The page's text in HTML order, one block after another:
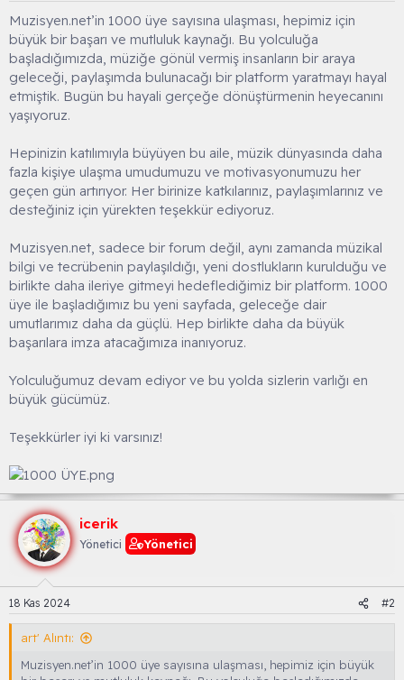
t
a
n
r
i
h
Muzisyen.net’in 1000 üye sayısına ulaşması, hepimiz için
büyük bir başarı ve mutluluk kaynağı. Bu yolculuğa
başladığımızda, müziğe gönül vermiş insanların bir araya
geleceği, paylaşımda bulunacağı bir platform yaratmayı hayal
etmiştik. Bugün bu hayali gerçeğe dönüştürmenin heyecanını
yaşıyoruz.
Hepinizin katılımıyla büyüyen bu aile, müzik dünyasında daha
fazla kişiye ulaşma umudumuzu ve motivasyonumuzu her
geçen gün artırıyor. Her birinize katkılarınız, paylaşımlarınız ve
desteğiniz için yürekten teşekkür ediyoruz.
Muzisyen.net, sadece bir forum değil, aynı zamanda müzikal
bilgi ve tecrübenin paylaşıldığı, yeni dostlukların kurulduğu ve
birlikte daha ileriye gitmeyi hedeflediğimiz bir platform. 1000
üye ile başladığımız bu yeni sayfada, geleceğe dair
umutlarımız daha da güçlü. Hep birlikte daha da büyük
başarılara imza atacağımıza inanıyoruz.
Yolculuğumuz devam ediyor ve bu yolda sizlerin varlığı en
büyük gücümüz.
Teşekkürler iyi ki varsınız!
icerik
Yönetici Yönetici
18 Kas 2024 #2
art' Alıntı:
Muzisyen.net’in 1000 üye sayısına ulaşması, hepimiz için büyük